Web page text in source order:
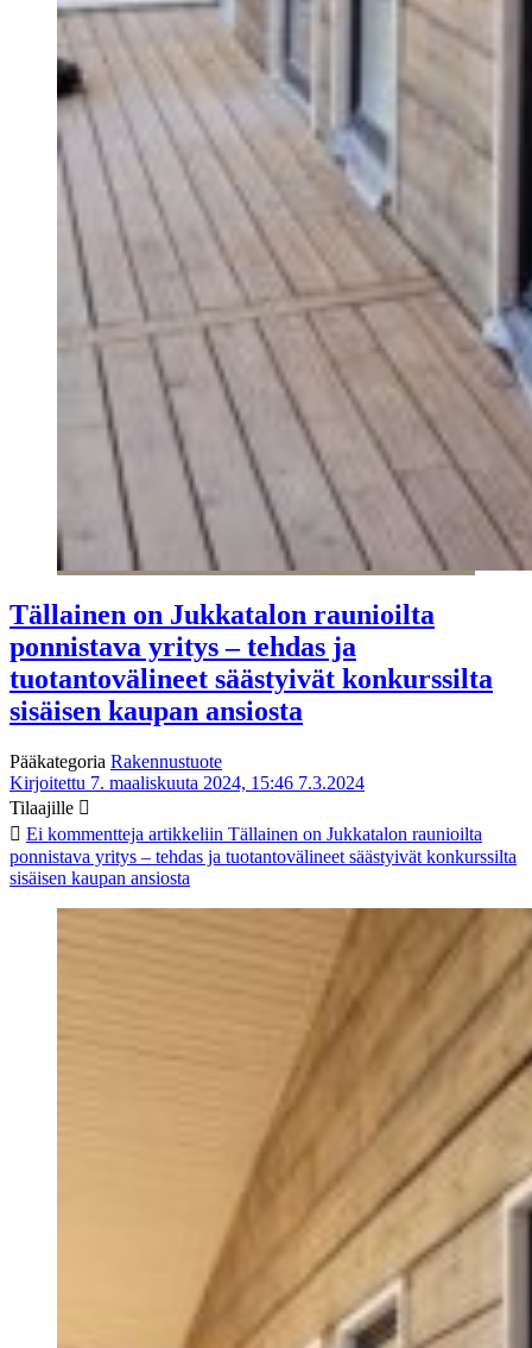
Tällainen on Jukkatalon raunioilta
ponnistava yritys – tehdas ja
tuotantovälineet säästyivät konkurssilta
sisäisen kaupan ansiosta
Pääkategoria Rakennustuote
Kirjoitettu 7. maaliskuuta 2024, 15:46 7.3.2024
Tilaajille
Ei kommentteja artikkeliin Tällainen on Jukkatalon raunioilta
ponnistava yritys – tehdas ja tuotantovälineet säästyivät konkurssilta
sisäisen kaupan ansiosta